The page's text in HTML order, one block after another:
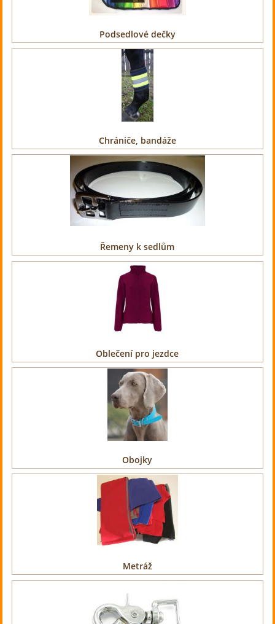
Podsedlové dečky
Chrániče, bandáže
Řemeny k sedlům
Oblečení pro jezdce
Obojky
Metráž